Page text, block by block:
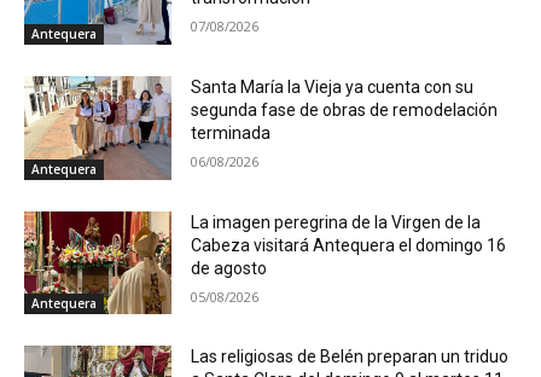
Antequera 07/08/2026
Antequera
Santa María la Vieja ya cuenta con su
segunda fase de obras de remodelación
terminada
06/08/2026
Antequera
La imagen peregrina de la Virgen de la
Cabeza visitará Antequera el domingo 16
de agosto
05/08/2026
Las religiosas de Belén preparan un triduo